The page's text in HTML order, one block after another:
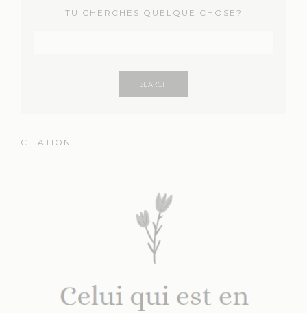
TU CHERCHES QUELQUE CHOSE?
SEARCH
CITATION